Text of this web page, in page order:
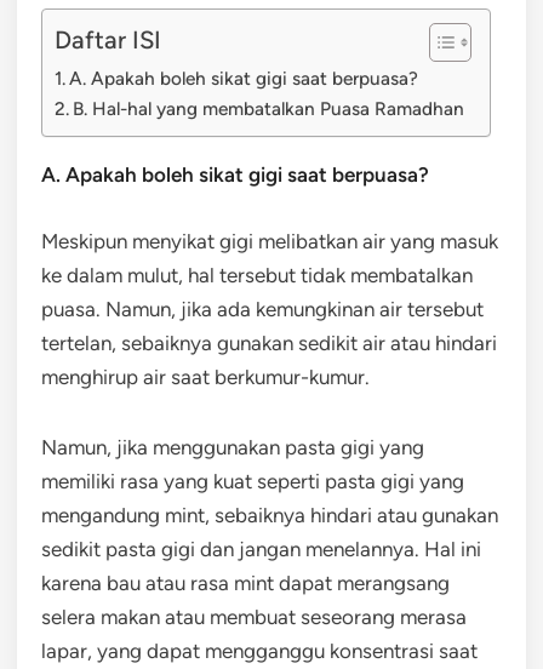
Daftar ISI
A. Apakah boleh sikat gigi saat berpuasa?
B. Hal-hal yang membatalkan Puasa Ramadhan
A. Apakah boleh sikat gigi saat berpuasa?
Meskipun menyikat gigi melibatkan air yang masuk
ke dalam mulut, hal tersebut tidak membatalkan
puasa. Namun, jika ada kemungkinan air tersebut
tertelan, sebaiknya gunakan sedikit air atau hindari
menghirup air saat berkumur-kumur.
Namun, jika menggunakan pasta gigi yang
memiliki rasa yang kuat seperti pasta gigi yang
mengandung mint, sebaiknya hindari atau gunakan
sedikit pasta gigi dan jangan menelannya. Hal ini
karena bau atau rasa mint dapat merangsang
selera makan atau membuat seseorang merasa
lapar, yang dapat mengganggu konsentrasi saat